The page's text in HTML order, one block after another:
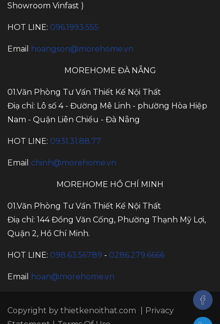
Showroom Vinfast )
HOT LINE: 096.1993.555
Email hoangson@morehome.vn
MOREHOME ĐÀ NẴNG
01.Văn Phòng Tư Vấn Thiết Kế Nội Thất
Điạ chỉ: Lô số 4 - Đường Mê Linh - phường Hòa Hiệp
Nam - Quận Liên Chiểu - Đà Nẵng
HOT LINE: 0931.31.88.77
Email chinh@morehome.vn
MOREHOME HỒ CHÍ MINH
01.Văn Phòng Tư Vấn Thiết Kế Nội Thất
Điạ chỉ: 144 Đồng Văn Cống, Phường Thạnh Mỹ Lợi,
Quận 2, Hồ Chí Minh.
HOT LINE: 098.63.56789 - 0286.279.6666
Email hoan@morehome.vn
Copyright by thietkenoithat.com
Privacy